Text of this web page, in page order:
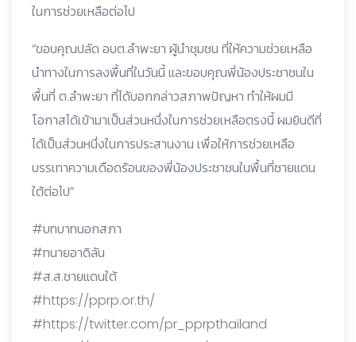
ในการช่วยเหลือต่อไป
“ขอบคุณปลัด อบต.ลำพะยา ผู้นำชุมชน ที่ให้ความช่วยเหลือ
นำทางในการลงพื้นที่ในวันนี้ และขอบคุณพี่น้องประชาชนใน
พื้นที่ ต.ลำพะยา ที่ได้บอกกล่าวสภาพปัญหา ทำให้ผมมี
โอกาสได้เข้ามาเป็นส่วนหนึ่งในการช่วยเหลือตรงนี้ ผมยินดีที่
ได้เป็นส่วนหนึ่งในการประสานงาน เพื่อให้การช่วยเหลือ
บรรเทาความเดือดร้อนของพี่น้องประชาชนในพื้นที่ชายแดน
ใต้ต่อไป”
#บทบาทนอกสภา
#ทนายอาดิลัน
#ส.ส.ชายแดนใต้
#https://pprp.or.th/
#https://twitter.com/pr_pprpthailand